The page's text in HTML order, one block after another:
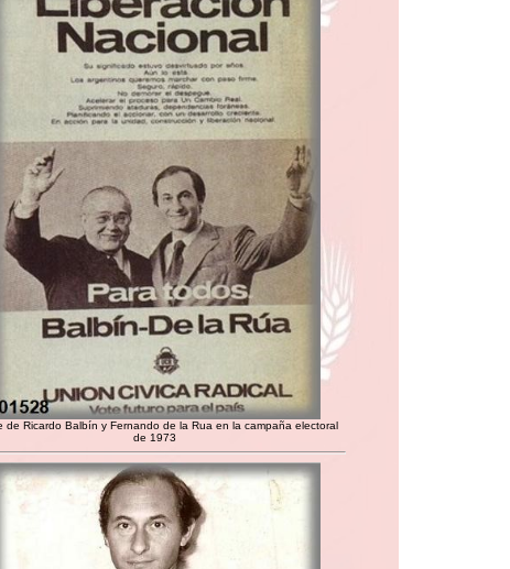
de Ricardo Balbín y Fernando de la Rua en la campaña electoral
de 1973